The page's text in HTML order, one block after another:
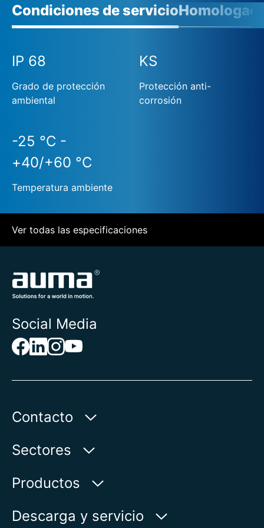
Condiciones de servicio
IP 68
Grado de protección
ambiental
KS
Protección anti-
corrosión
-25 °C -
+40/+60 °C
Temperatura ambiente
Ver todas las especificaciones
Social Media
Contacto
AUMA Riester
Aumastr. 1
Mostrar en el mapa
Sectores
Agua
Productos
Buscador de productos
Descarga y servicio